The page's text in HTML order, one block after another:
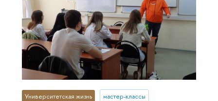
Университетская жизнь мастер-классы